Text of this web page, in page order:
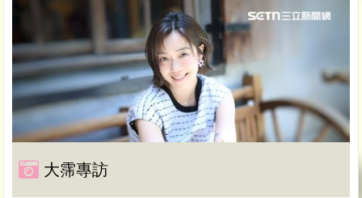
大霈專訪